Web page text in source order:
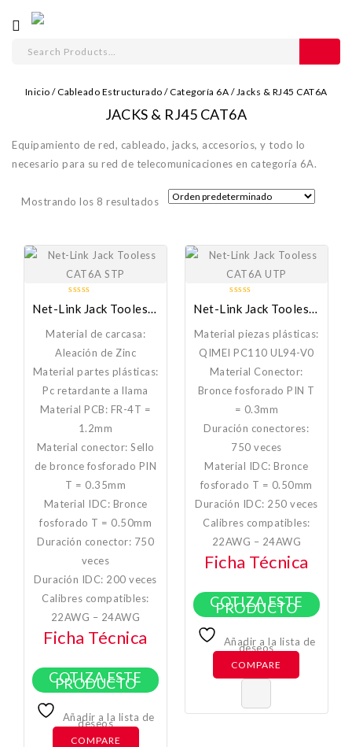
Inicio /Cableado Estructurado /Categoría 6A /Jacks & RJ45 CAT6A
JACKS & RJ45 CAT6A
Equipamiento de red, cableado, jacks, accesorios, y todo lo
necesario para su red de telecomunicaciones en categoría 6A.
Mostrando los 8 resultados
Net-Link Jack Tooless CAT6A STP
of
Material de carcasa:
Aleación de Zinc
Material partes plásticas:
Pc retardante a llama
Material PCB: FR-4T =
1.2mm
Material conector: Sello
de bronce fosforado PIN
T = 0.35mm
Material IDC: Bronce
fosforado T = 0.50mm
Duración conector: 750
veces
Duración IDC: 200 veces
Calibres compatibles:
22AWG – 24AWG
Ficha Técnica
COTIZA ESTE
PRODUCTO
Añadir a la lista de
deseos
COMPARE
Net-Link Jack Tooless CAT6A UTP
of
Material piezas plásticas:
QIMEI PC110 UL94-V0
Material Conector:
Bronce fosforado PIN T
= 0.3mm
Duración conectores:
750 veces
Material IDC: Bronce
fosforado T = 0.50mm
Duración IDC: 250 veces
Calibres compatibles:
22AWG – 24AWG
Ficha Técnica
COTIZA ESTE
PRODUCTO
Añadir a la lista de
deseos
COMPARE